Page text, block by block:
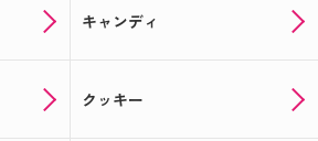
あなただけのバレンタインギフ
キャンディ
クッキー